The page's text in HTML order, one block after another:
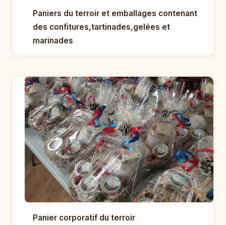
Paniers du terroir et emballages contenant
des confitures,tartinades,gelées et
marinades
Panier corporatif du terroir